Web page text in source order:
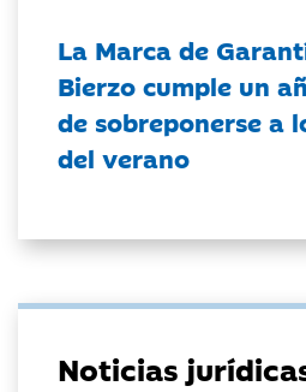
La Marca de
Bierzo cumple un
de sobreponerse a
del verano
Noticias